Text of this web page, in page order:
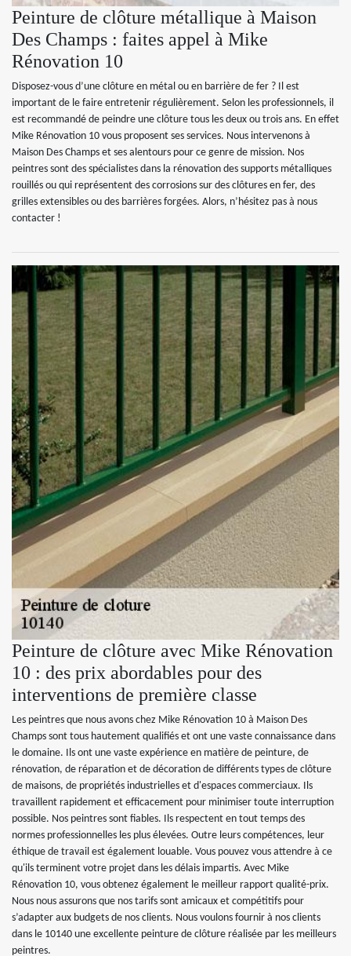
Peinture de clôture métallique à Maison
Des Champs : faites appel à Mike
Rénovation 10
Disposez-vous d’une clôture en métal ou en barrière de fer ? Il est
important de le faire entretenir régulièrement. Selon les professionnels, il
est recommandé de peindre une clôture tous les deux ou trois ans. En effet
Mike Rénovation 10 vous proposent ses services. Nous intervenons à
Maison Des Champs et ses alentours pour ce genre de mission. Nos
peintres sont des spécialistes dans la rénovation des supports métalliques
rouillés ou qui représentent des corrosions sur des clôtures en fer, des
grilles extensibles ou des barrières forgées. Alors, n’hésitez pas à nous
contacter !
Peinture de clôture avec Mike Rénovation
10 : des prix abordables pour des
interventions de première classe
Les peintres que nous avons chez Mike Rénovation 10 à Maison Des
Champs sont tous hautement qualifiés et ont une vaste connaissance dans
le domaine. Ils ont une vaste expérience en matière de peinture, de
rénovation, de réparation et de décoration de différents types de clôture
de maisons, de propriétés industrielles et d'espaces commerciaux. Ils
travaillent rapidement et efficacement pour minimiser toute interruption
possible. Nos peintres sont fiables. Ils respectent en tout temps des
normes professionnelles les plus élevées. Outre leurs compétences, leur
éthique de travail est également louable. Vous pouvez vous attendre à ce
qu'ils terminent votre projet dans les délais impartis. Avec Mike
Rénovation 10, vous obtenez également le meilleur rapport qualité-prix.
Nous nous assurons que nos tarifs sont amicaux et compétitifs pour
s’adapter aux budgets de nos clients. Nous voulons fournir à nos clients
dans le 10140 une excellente peinture de clôture réalisée par les meilleurs
peintres.